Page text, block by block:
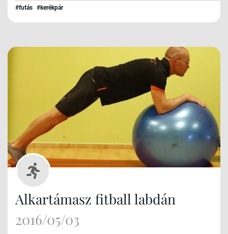
#futás #kerékpár
Alkartámasz fitball labdán
2016/05/03